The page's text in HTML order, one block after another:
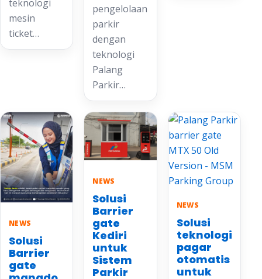
teknologi
mesin
ticket…
pengelolaan
parkir
dengan
teknologi
Palang
Parkir…
NEWS
Solusi
Barrier
gate
NEWS
Solusi
Barrier
gate
Kediri
untuk
Sistem
Parkir
NEWS
Solusi
teknologi
pagar
otomatis
untuk